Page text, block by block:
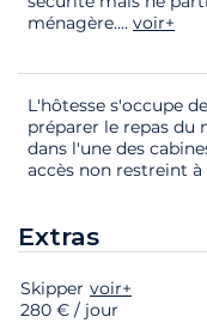
ménagère.... voir+
L'hôtesse s'occupe
préparer le repas du
dans l'une des
accès non restreint à
Extras
Extras Statut
Skipper voir+
280 € / jour